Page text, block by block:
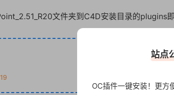
文件夹到C4D安装目录的plugins
站点
OC插件一键安装！更方